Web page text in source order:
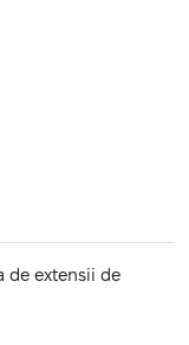
de extensii de